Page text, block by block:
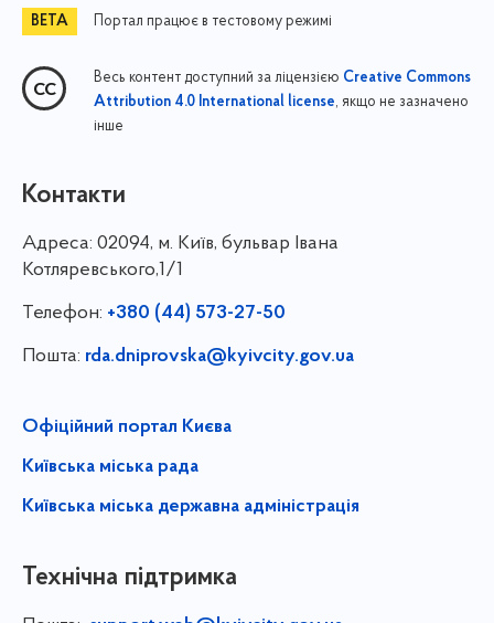
Портал працює в тестовому режимі
Весь контент доступний за ліцензією Creative Commons
Attribution 4.0 International license, якщо не зазначено
інше
Контакти
Адреса: 02094, м. Київ, бульвар Івана
Котляревського,1/1
Телефон: +380 (44) 573-27-50
Пошта: rda.dniprovska@kyivcity.gov.ua
Офіційний портал Києва
Київська міська рада
Київська міська державна адміністрація
Технічна підтримка